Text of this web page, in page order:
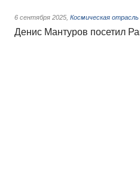
6 сентября 2025 Космическая отрасль
Денис Мантуров посетил